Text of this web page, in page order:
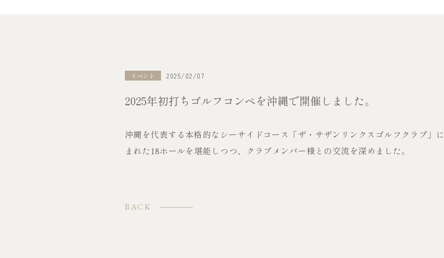
イベント 2025/02/07
2025年初打ちゴルフコンペを沖縄で開催しました。
沖縄を代表する本格的なシーサイドコース「ザ・サザンリンクスゴルフクラブ」
まれた18ホールを堪能しつつ、クラブメンバー様との交流を深めました。
BACK